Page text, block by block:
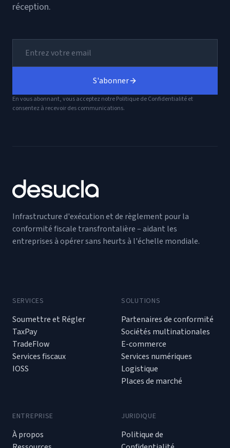
réception.
S'abonner
En vous abonnant, vous acceptez notre Politique de Confidentialité et
consentez à recevoir des communications.
Infrastructure d'exécution et de règlement pour la
conformité fiscale transfrontalière – aidant les
entreprises à opérer sans heurts à l'échelle mondiale.
SERVICES
Soumettre et Régler
TaxPay
TradeFlow
Services fiscaux
IOSS
SOLUTIONS
Partenaires de conformité
Sociétés multinationales
E-commerce
Services numériques
Logistique
Places de marché
ENTREPRISE
À propos
JURIDIQUE
Politique de